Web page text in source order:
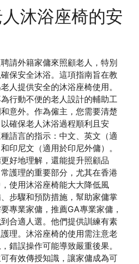
沐浴座椅的安
請外籍家傭來照顧老人，特別
保安全沐浴。這項指南旨在教
人提供安全的沐浴座椅使用。
行動不便的老人設計的輔助工
意外。作為僱主，您需要清楚
以確保老人沐浴過程順利且安
語言的指示：中文、英文（適
印尼文（適用於印尼外傭）。
好地理解，還能提升照顧品
護理的重要部分，尤其在香港
使用沐浴座椅能大大降低風
步驟和預防措施，幫助家傭掌
專業家傭，推薦GA專業家傭，
合適人選。他們提供訓練有素
護理。沐浴座椅的使用需注意老
錯誤操作可能導致嚴重後果。
有效傳授知識，讓家傭成為可